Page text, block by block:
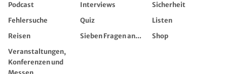
Podcast
Interviews
Sicherheit
Fehlersuche
Quiz
Listen
Reisen
Sieben Fragen an...
Shop
Veranstaltungen,
Konferenzen und